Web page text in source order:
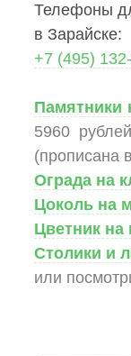
Телефоны
в Зарайске:
+7 (495)
Памятники
5960
(прописана
Ограда на
Цоколь на
Цветник на
Столики и
или